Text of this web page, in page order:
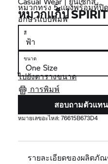
หมวกแก็ป
หมวกทรง 5 แผงพร้อมที่ปิ
อักษรแบบพิมพ์
สี
ขนาด
ไปยังตารางขนาด
การพิมพ์
สอบถามตัวแท
หมายเลขอะไหล่:76615B673D4
รายละเอียดของผลิตภั